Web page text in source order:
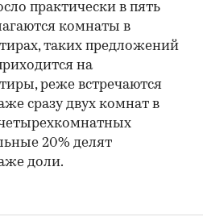
практически в пять
комнаты в
таких предложений
на
реже встречаются
сразу двух комнат в
20% делят
доли.